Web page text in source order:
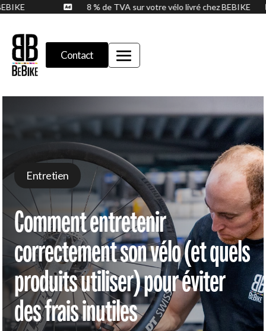
8 % de TVA sur votre vélo livré chez BEBIKE
Contact
Entretien
Comment entretenir
correctement son vélo (et quels
produits utiliser) pour éviter
des frais inutiles